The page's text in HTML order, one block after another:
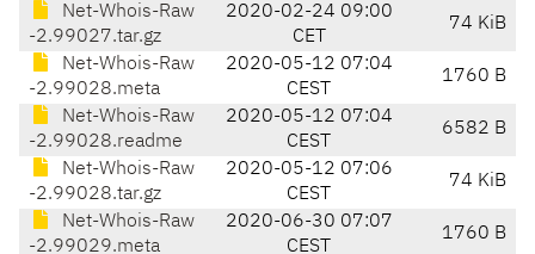
Net-Whois-Raw
-2.99027.tar.gz
2020-02-24 09:00
CET
74 KiB
Net-Whois-Raw
-2.99028.meta
2020-05-12 07:04
CEST
1760 B
Net-Whois-Raw
-2.99028.readme
2020-05-12 07:04
CEST
6582 B
Net-Whois-Raw
-2.99028.tar.gz
2020-05-12 07:06
CEST
74 KiB
Net-Whois-Raw
-2.99029.meta
2020-06-30 07:07
CEST
1760 B